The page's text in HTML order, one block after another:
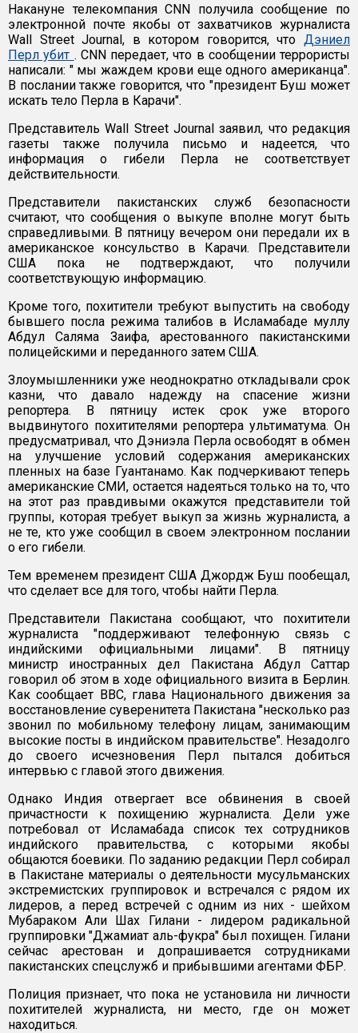
Накануне телекомпания CNN получила сообщение по
электронной почте якобы от захватчиков журналиста
Wall Street Journal, в котором говорится, что Дэниел
Перл убит . CNN передает, что в сообщении террористы
написали: " мы жаждем крови еще одного американца".
В послании также говорится, что "президент Буш может
искать тело Перла в Карачи".
Представитель Wall Street Journal заявил, что редакция
газеты также получила письмо и надеется, что
информация о гибели Перла не соответствует
действительности.
Представители пакистанских служб безопасности
считают, что сообщения о выкупе вполне могут быть
справедливыми. В пятницу вечером они передали их в
американское консульство в Карачи. Представители
США пока не подтверждают, что получили
соответствующую информацию.
Кроме того, похитители требуют выпустить на свободу
бывшего посла режима талибов в Исламабаде муллу
Абдул Саляма Заифа, арестованного пакистанскими
полицейскими и переданного затем США.
Злоумышленники уже неоднократно откладывали срок
казни, что давало надежду на спасение жизни
репортера. В пятницу истек срок уже второго
выдвинутого похитителями репортера ультиматума. Он
предусматривал, что Дэниэла Перла освободят в обмен
на улучшение условий содержания американских
пленных на базе Гуантанамо. Как подчеркивают теперь
американские СМИ, остается надеяться только на то, что
на этот раз правдивыми окажутся представители той
группы, которая требует выкуп за жизнь журналиста, а
не те, кто уже сообщил в своем электронном послании
о его гибели.
Тем временем президент США Джордж Буш пообещал,
что сделает все для того, чтобы найти Перла.
Представители Пакистана сообщают, что похитители
журналиста "поддерживают телефонную связь с
индийскими официальными лицами". В пятницу
министр иностранных дел Пакистана Абдул Саттар
говорил об этом в ходе официального визита в Берлин.
Как сообщает BBC, глава Национального движения за
восстановление суверенитета Пакистана "несколько раз
звонил по мобильному телефону лицам, занимающим
высокие посты в индийском правительстве". Незадолго
до своего исчезновения Перл пытался добиться
интервью с главой этого движения.
Однако Индия отвергает все обвинения в своей
причастности к похищению журналиста. Дели уже
потребовал от Исламабада список тех сотрудников
индийского правительства, с которыми якобы
общаются боевики. По заданию редакции Перл собирал
в Пакистане материалы о деятельности мусульманских
экстремистских группировок и встречался с рядом их
лидеров, а перед встречей с одним из них - шейхом
Мубараком Али Шах Гилани - лидером радикальной
группировки "Джамиат аль-фукра" был похищен. Гилани
сейчас арестован и допрашивается сотрудниками
пакистанских спецслужб и прибывшими агентами ФБР.
Полиция признает, что пока не установила ни личности
похитителей журналиста, ни место, где он может
находиться.